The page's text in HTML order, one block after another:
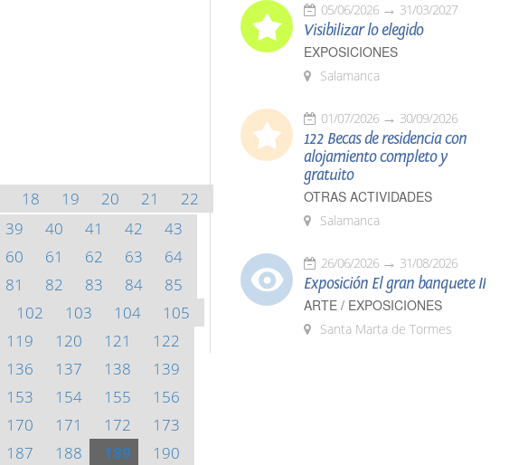
18 19 20 21
22
39 40 41 42
43
60 61 62 63
64
81 82 83 84
85
102 103 104
105
119 120 121
122
136 137 138
139
153 154 155
156
170 171 172
173
187 188 189
190
05/06/2026 31/03/2027
Visibilizar lo elegido
EXPOSICIONES
Salamanca
01/07/2026 30/09/2026
122 Becas de residencia con
alojamiento completo y
gratuito
OTRAS ACTIVIDADES
Salamanca
26/06/2026 31/08/2026
Exposición El gran banquete II
ARTE / EXPOSICIONES
Santa Marta de Tormes